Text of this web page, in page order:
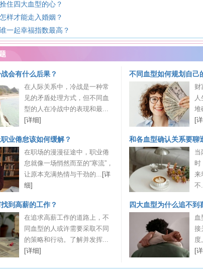
住四大血型的心？
样才能走入婚姻？
一起幸福指数最高？
会有什么后果？
在人际关系中，冷战是一种常
见的矛盾处理方式，但不同血
型的人在冷战中的表现和最...
[详细]
不同血型如何规划自己
财
堆
[
业倦怠该如何缓解？
在职场的漫漫征途中，职业倦
怠就像一场悄然而至的“寒流”，
让原本充满热情与干劲的... [详
细]
和各血型确认关系要聊
当
时
来
不
到高薪的工作？
在追求高薪工作的道路上，不
同血型的人或许需要采取不同
的策略和行动。了解并发挥...
[详细]
四大血型为什么追不到
接
度
[